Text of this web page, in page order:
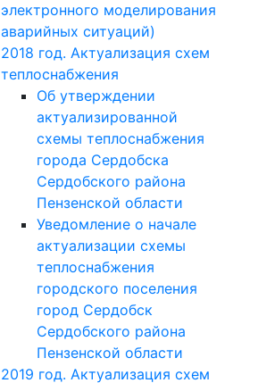
электронного моделирования
аварийных ситуаций)
2018 год. Актуализация схем
теплоснабжения
Об утверждении
актуализированной
схемы теплоснабжения
города Сердобска
Сердобского района
Пензенской области
Уведомление о начале
актуализации схемы
теплоснабжения
городского поселения
город Сердобск
Сердобского района
Пензенской области
2019 год. Актуализация схем